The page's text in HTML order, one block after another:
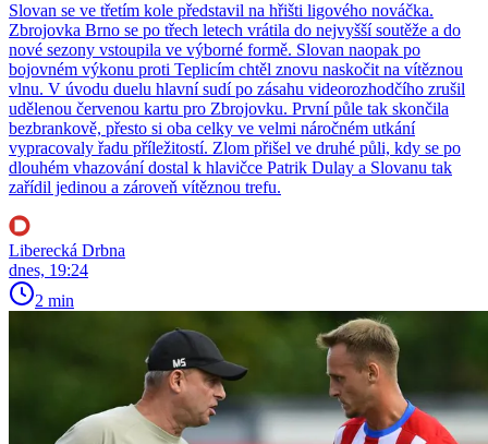
Slovan se ve třetím kole představil na hřišti ligového nováčka.
Zbrojovka Brno se po třech letech vrátila do nejvyšší soutěže a do
nové sezony vstoupila ve výborné formě. Slovan naopak po
bojovném výkonu proti Teplicím chtěl znovu naskočit na vítěznou
vlnu. V úvodu duelu hlavní sudí po zásahu videorozhodčího zrušil
udělenou červenou kartu pro Zbrojovku. První půle tak skončila
bezbrankově, přesto si oba celky ve velmi náročném utkání
vypracovaly řadu příležitostí. Zlom přišel ve druhé půli, kdy se po
dlouhém vhazování dostal k hlavičce Patrik Dulay a Slovanu tak
zařídil jedinou a zároveň vítěznou trefu.
Liberecká Drbna
dnes, 19:24
2 min